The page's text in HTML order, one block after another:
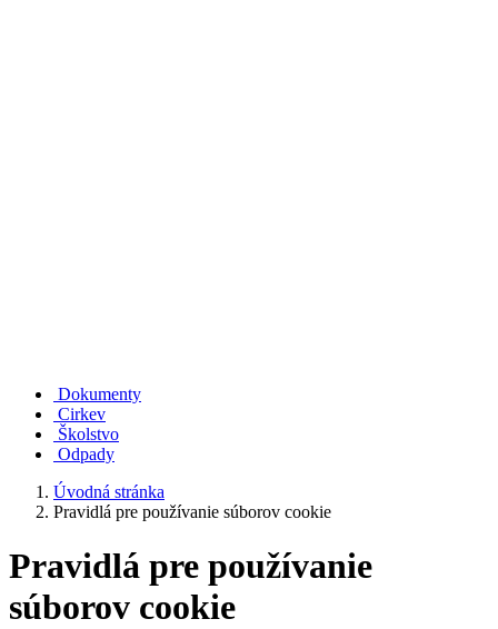
Dokumenty
Cirkev
Školstvo
Odpady
Úvodná stránka
Pravidlá pre používanie súborov cookie
Pravidlá pre používanie
súborov cookie